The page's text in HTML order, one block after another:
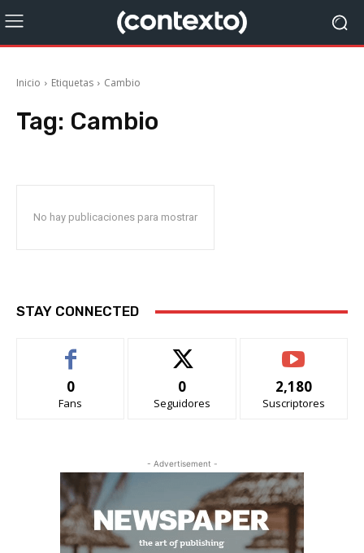
Inicio Etiquetas Cambio
Tag: Cambio
No hay publicaciones para mostrar
STAY CONNECTED
0
Fans
0
Seguidores
2,180
Suscriptores
- Advertisement -